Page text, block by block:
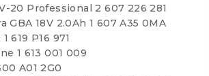
20 Professional 2 607 226 281
GBA 18V 2.0Ah 1 607 A35 0MA
619 P16 971
1 613 001 009
A01 2G0